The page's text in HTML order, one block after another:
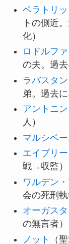
ベラトリ
トの側近
化）
ロドルフ
の夫。過
ラバスタ
弟。過去
アントニ
人）
マルシベ
エイブリー
戦→収監）
ワルデン
会の死刑執
オーガス
の無言者）
ノット
（